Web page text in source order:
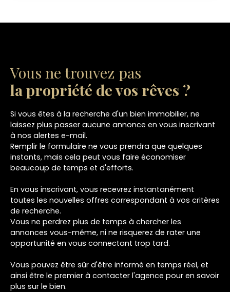
chambres de 11,7 et 16,7m2, une salle de bain avec
baignoire et douche ainsi qu'un wc. Vous
bénéficierez également d'une suite parentale de
accès au balcon. Côté extérieur le jardin
entièrement clôturé bénéficie d'une terrasse, d'un
espace avec piscine hors sol et sa cuisine d'été.
Le tout complété par un garage ainsi que deux
pièces attenantes pour le rangement.
Vous ne trouvez pas
la propriété de vos rêves ?
Si vous êtes à la recherche d'un bien immobilier, ne
laissez plus passer aucune annonce en vous inscrivant
à nos alertes e-mail.
Remplir le formulaire ne vous prendra que quelques
instants, mais cela peut vous faire économiser
beaucoup de temps et d'efforts.
En vous inscrivant, vous recevrez instantanément
toutes les nouvelles offres correspondant à vos critères
de recherche.
Vous ne perdrez plus de temps à chercher les
annonces vous-même, ni ne risquerez de rater une
opportunité en vous connectant trop tard.
Vous pouvez être sûr d'être informé en temps réel, et
ainsi être le premier à contacter l'agence pour en savoir
plus sur le bien.